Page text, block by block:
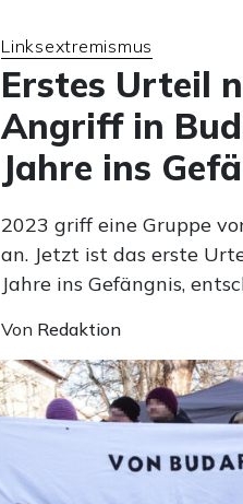
Linksextremismus
Erstes Urteil
Angriff in
Jahre ins
2023 griff eine Gruppe
an. Jetzt ist das erste
Jahre ins Gefängnis,
Von Redaktion